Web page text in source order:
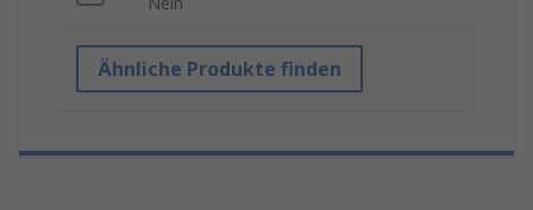
Ähnliche Produkte finden